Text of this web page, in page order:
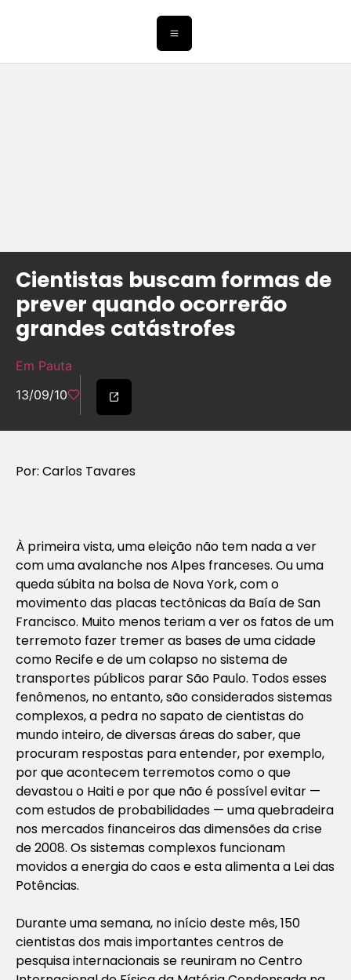
Cientistas buscam formas de
prever quando ocorrerão
grandes catástrofes
Em Pauta
13/09/10
Por: Carlos Tavares
À primeira vista, uma eleição não tem nada a ver
com uma avalanche nos Alpes franceses. Ou uma
queda súbita na bolsa de Nova York, com o
movimento das placas tectônicas da Baía de San
Francisco. Muito menos teriam a ver os fatos de um
terremoto fazer tremer as bases de uma cidade
como Recife e de um colapso no sistema de
transportes públicos parar São Paulo. Todos esses
fenômenos, no entanto, são considerados sistemas
complexos, a pedra no sapato de cientistas do
mundo inteiro, de diversas áreas do saber, que
procuram respostas para entender, por exemplo,
por que acontecem terremotos como o que
devastou o Haiti e por que não é possível evitar —
com estudos de probabilidades — uma quebradeira
nos mercados financeiros das dimensões da crise
de 2008. Os sistemas complexos funcionam
movidos a energia do caos e esta alimenta a Lei das
Potências.
Durante uma semana, no início deste mês, 150
cientistas dos mais importantes centros de
pesquisa internacionais se reuniram no Centro